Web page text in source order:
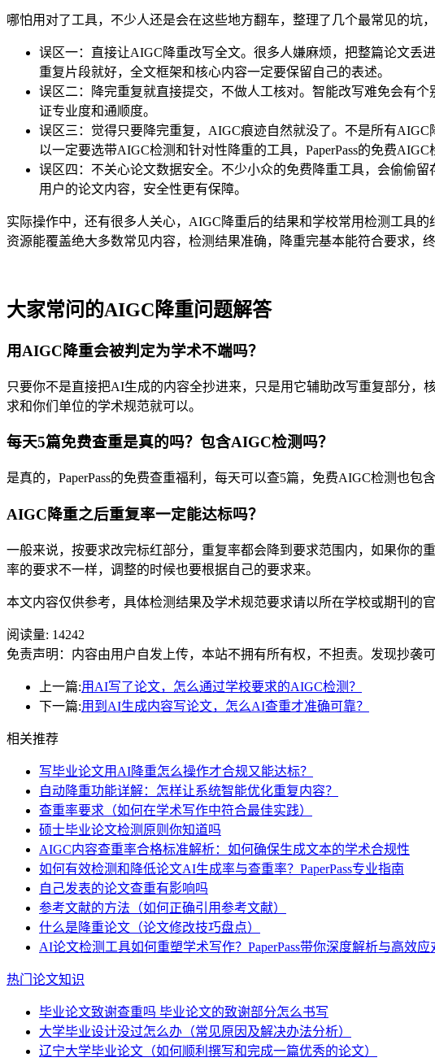
哪怕用对了工具，不少人还是会在这些地方翻车，整理了几个最常见的坑
误区一：直接让AIGC降重改写全文。很多人嫌麻烦，把整篇论文丢
重复片段就好，全文框架和核心内容一定要保留自己的表述。
误区二：降完重复就直接提交，不做人工核对。智能改写难免会有
证专业度和通顺度。
误区三：觉得只要降完重复，AIGC痕迹自然就没了。不是所有
以一定要选带AIGC检测和针对性降重的工具，PaperPass的免费AIGC
误区四：不关心论文数据安全。不少小众的免费降重工具，会偷偷
用户的论文内容，安全性更有保障。
实际操作中，还有很多人关心，AIGC降重后的结果和学校常用检测工具
资源能覆盖绝大多数常见内容，检测结果准确，降重完基本能符合要求，
大家常问的AIGC降重问题解答
用AIGC降重会被判定为学术不端吗？
只要你不是直接把AI生成的内容全抄进来，只是用它辅助改写重复部分
求和你们单位的学术规范就可以。
每天5篇免费查重是真的吗？包含AIGC检测吗？
是真的，PaperPass的免费查重福利，每天可以查5篇，免费AIGC检测也包
AIGC降重之后重复率一定能达标吗？
一般来说，按要求改完标红部分，重复率都会降到要求范围内，如果你的
率的要求不一样，调整的时候也要根据自己的要求来。
本文内容仅供参考，具体检测结果及学术规范要求请以所在学校或期刊的官
阅读量: 14242
免责声明：内容由用户自发上传，本站不拥有所有权，不担责。发现抄袭
上一篇:用AI写了论文，怎么通过学校要求的AIGC检测？
下一篇:用到AI生成内容写论文，怎么AI查重才准确可靠？
相关推荐
写毕业论文用AI降重怎么操作才合规又能达标？
自动降重功能详解：怎样让系统智能优化重复内容？
查重率要求（如何在学术写作中符合最佳实践）
硕士毕业论文检测原则你知道吗
AIGC内容查重率合格标准解析：如何确保生成文本的学术合规性
如何有效检测和降低论文AI生成率与查重率？PaperPass专业指南
自己发表的论文查重有影响吗
参考文献的方法（如何正确引用参考文献）
什么是降重论文（论文修改技巧盘点）
AI论文检测工具如何重塑学术写作？PaperPass带你深度解析与高效应
热门论文知识
毕业论文致谢查重吗 毕业论文的致谢部分怎么书写
大学毕业设计没过怎么办（常见原因及解决办法分析）
辽宁大学毕业论文（如何顺利撰写和完成一篇优秀的论文）